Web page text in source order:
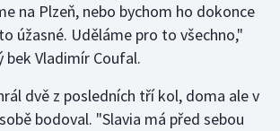
na Plzeň, nebo bychom ho dokonce
úžasné. Uděláme pro to všechno,"
Vladimír Coufal.
dvě z posledních tří kol, doma ale v
bodoval. "Slavia má před sebou